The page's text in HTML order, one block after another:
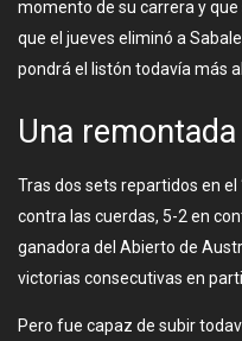
momento de su carrera y
que el jueves eliminó a
pondrá el listón todavía más
Una
Tras dos sets repartidos en el
contra las cuerdas, 5-2 en
ganadora del Abierto de
victorias consecutivas en
Pero fue capaz de subir